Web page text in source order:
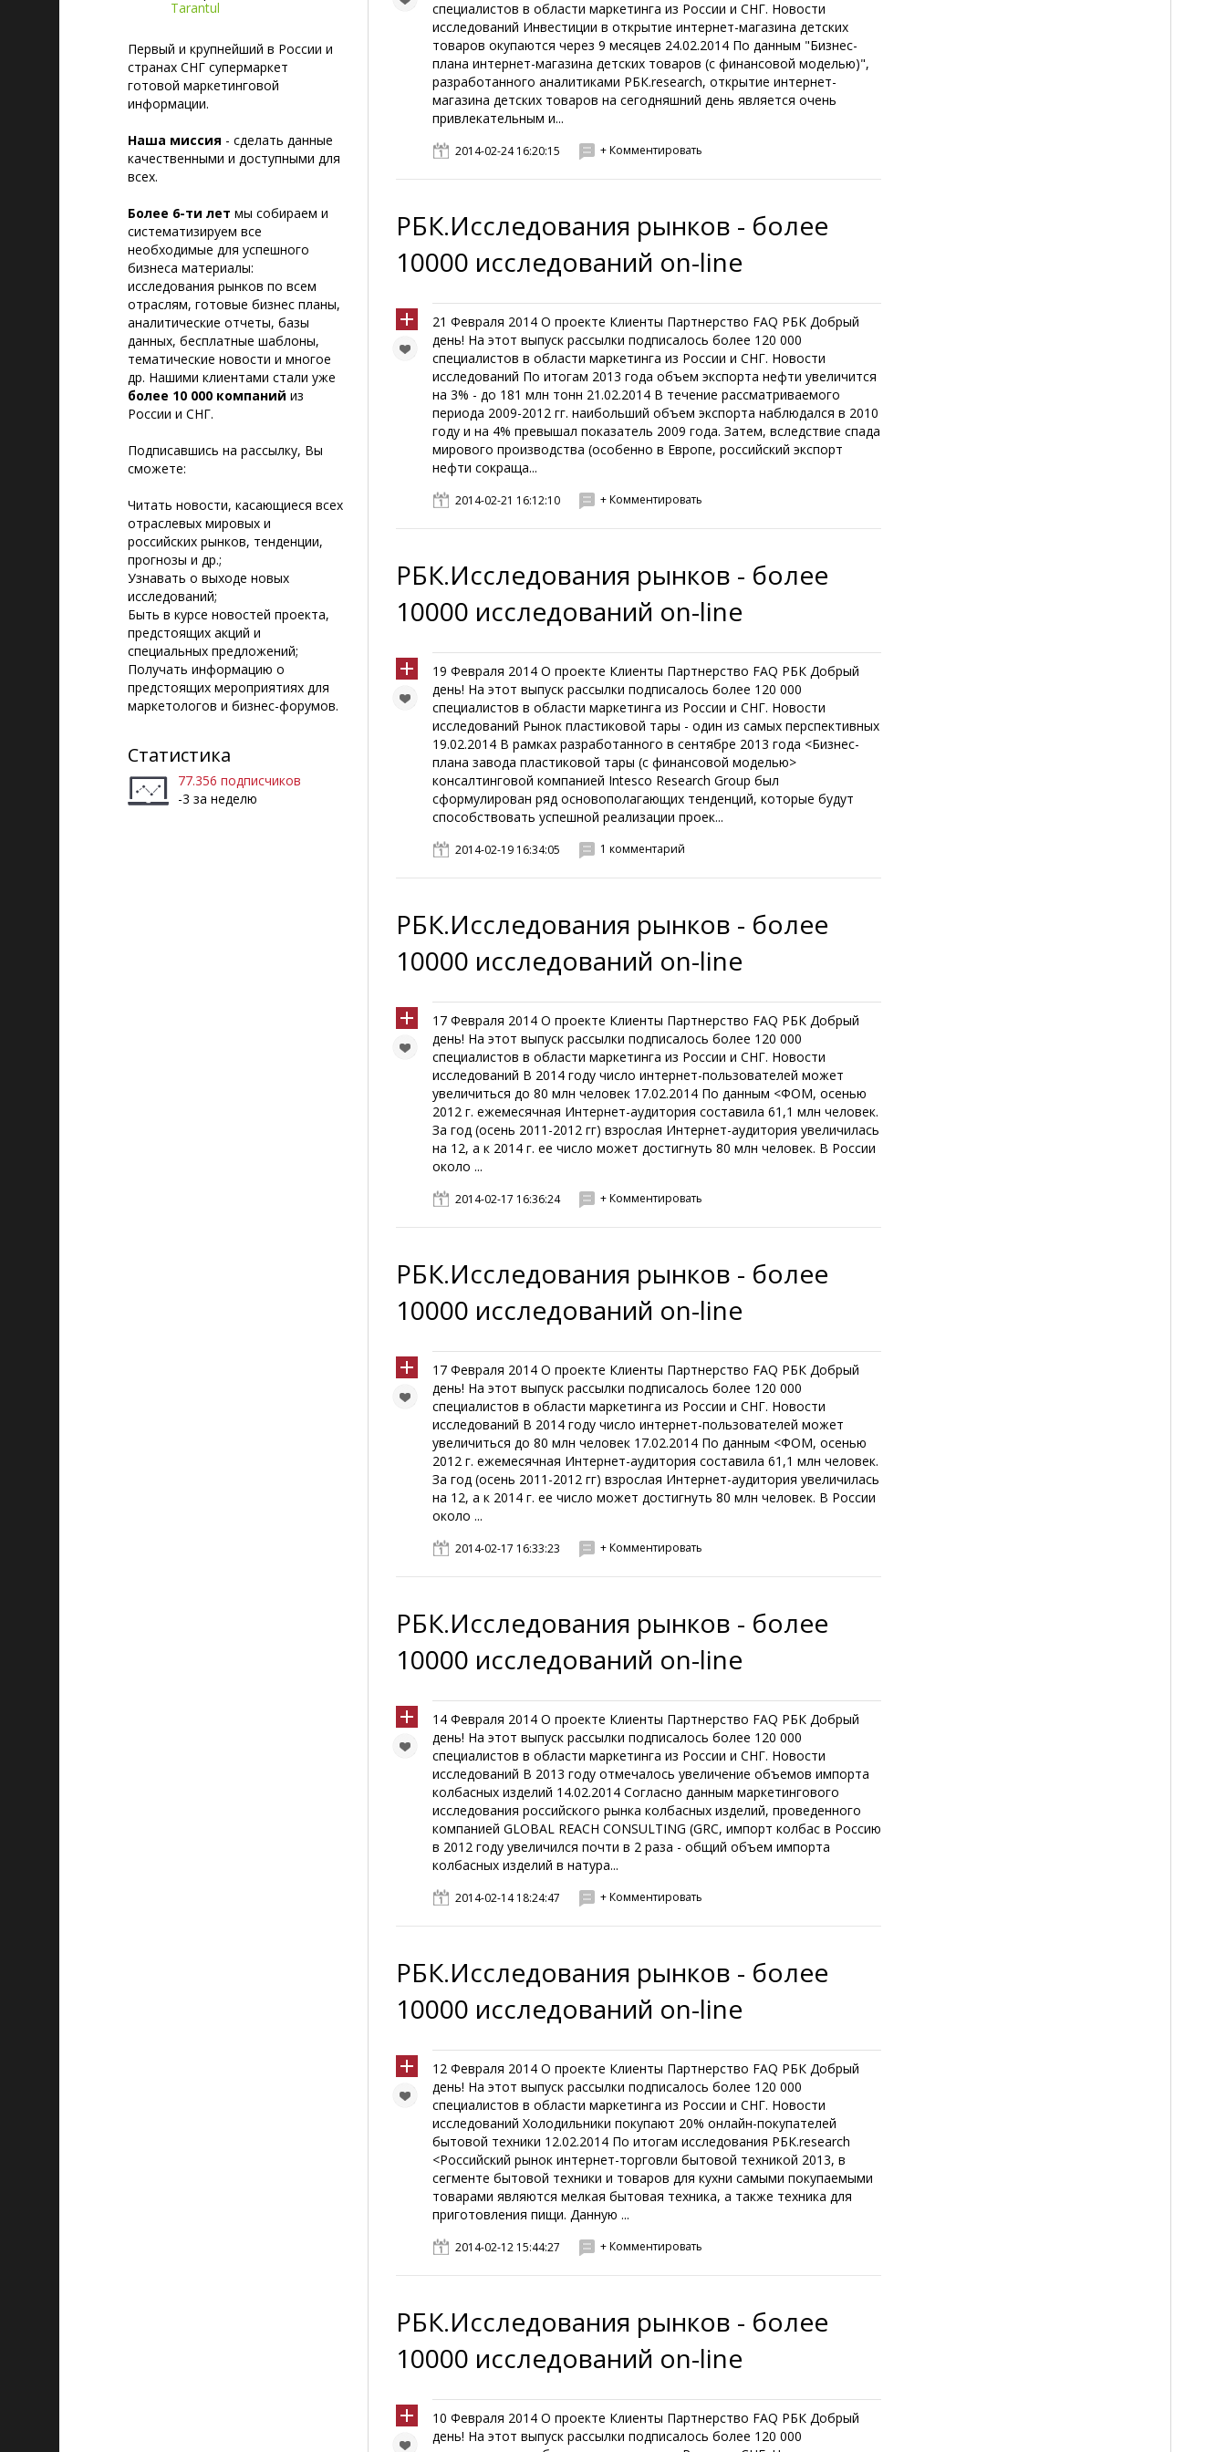
Tarantul
Первый и крупнейший в России и
странах СНГ супермаркет
готовой маркетинговой
информации.
Наша миссия - сделать данные
качественными и доступными для
всех.
Более 6-ти лет мы собираем и
систематизируем все
необходимые для успешного
бизнеса материалы:
исследования рынков по всем
отраслям, готовые бизнес планы,
аналитические отчеты, базы
данных, бесплатные шаблоны,
тематические новости и многое
др. Нашими клиентами стали уже
более 10 000 компаний из
России и СНГ.
Подписавшись на рассылку, Вы
сможете:
Читать новости, касающиеся всех
отраслевых мировых и
российских рынков, тенденции,
прогнозы и др.;
Узнавать о выходе новых
исследований;
Быть в курсе новостей проекта,
предстоящих акций и
специальных предложений;
Получать информацию о
предстоящих мероприятиях для
маркетологов и бизнес-форумов.
Статистика
77.356 подписчиков
-3 за неделю
специалистов в области маркетинга из России и СНГ. Новости
исследований Инвестиции в открытие интернет-магазина детских
товаров окупаются через 9 месяцев 24.02.2014 По данным "Бизнес-
плана интернет-магазина детских товаров (с финансовой моделью)",
разработанного аналитиками РБК.research, открытие интернет-
магазина детских товаров на сегодняшний день является очень
привлекательным и...
2014-02-24 16:20:15 + Комментировать
РБК.Исследования рынков - более
10000 исследований on-line
21 Февраля 2014 О проекте Клиенты Партнерство FAQ РБК Добрый
день! На этот выпуск рассылки подписалось более 120 000
специалистов в области маркетинга из России и СНГ. Новости
исследований По итогам 2013 года объем экспорта нефти увеличится
на 3% - до 181 млн тонн 21.02.2014 В течение рассматриваемого
периода 2009-2012 гг. наибольший объем экспорта наблюдался в 2010
году и на 4% превышал показатель 2009 года. Затем, вследствие спада
мирового производства (особенно в Европе, российский экспорт
нефти сокраща...
2014-02-21 16:12:10 + Комментировать
РБК.Исследования рынков - более
10000 исследований on-line
19 Февраля 2014 О проекте Клиенты Партнерство FAQ РБК Добрый
день! На этот выпуск рассылки подписалось более 120 000
специалистов в области маркетинга из России и СНГ. Новости
исследований Рынок пластиковой тары - один из самых перспективных
19.02.2014 В рамках разработанного в сентябре 2013 года <Бизнес-
плана завода пластиковой тары (с финансовой моделью>
консалтинговой компанией Intesco Research Group был
сформулирован ряд основополагающих тенденций, которые будут
способствовать успешной реализации проек...
2014-02-19 16:34:05 1 комментарий
РБК.Исследования рынков - более
10000 исследований on-line
17 Февраля 2014 О проекте Клиенты Партнерство FAQ РБК Добрый
день! На этот выпуск рассылки подписалось более 120 000
специалистов в области маркетинга из России и СНГ. Новости
исследований В 2014 году число интернет-пользователей может
увеличиться до 80 млн человек 17.02.2014 По данным <ФОМ, осенью
2012 г. ежемесячная Интернет-аудитория составила 61,1 млн человек.
За год (осень 2011-2012 гг) взрослая Интернет-аудитория увеличилась
на 12, а к 2014 г. ее число может достигнуть 80 млн человек. В России
около ...
2014-02-17 16:36:24 + Комментировать
РБК.Исследования рынков - более
10000 исследований on-line
17 Февраля 2014 О проекте Клиенты Партнерство FAQ РБК Добрый
день! На этот выпуск рассылки подписалось более 120 000
специалистов в области маркетинга из России и СНГ. Новости
исследований В 2014 году число интернет-пользователей может
увеличиться до 80 млн человек 17.02.2014 По данным <ФОМ, осенью
2012 г. ежемесячная Интернет-аудитория составила 61,1 млн человек.
За год (осень 2011-2012 гг) взрослая Интернет-аудитория увеличилась
на 12, а к 2014 г. ее число может достигнуть 80 млн человек. В России
около ...
2014-02-17 16:33:23 + Комментировать
РБК.Исследования рынков - более
10000 исследований on-line
14 Февраля 2014 О проекте Клиенты Партнерство FAQ РБК Добрый
день! На этот выпуск рассылки подписалось более 120 000
специалистов в области маркетинга из России и СНГ. Новости
исследований В 2013 году отмечалось увеличение объемов импорта
колбасных изделий 14.02.2014 Согласно данным маркетингового
исследования российского рынка колбасных изделий, проведенного
компанией GLOBAL REACH CONSULTING (GRC, импорт колбас в Россию
в 2012 году увеличился почти в 2 раза - общий объем импорта
колбасных изделий в натура...
2014-02-14 18:24:47 + Комментировать
РБК.Исследования рынков - более
10000 исследований on-line
12 Февраля 2014 О проекте Клиенты Партнерство FAQ РБК Добрый
день! На этот выпуск рассылки подписалось более 120 000
специалистов в области маркетинга из России и СНГ. Новости
исследований Холодильники покупают 20% онлайн-покупателей
бытовой техники 12.02.2014 По итогам исследования РБК.research
<Российский рынок интернет-торговли бытовой техникой 2013, в
сегменте бытовой техники и товаров для кухни самыми покупаемыми
товарами являются мелкая бытовая техника, а также техника для
приготовления пищи. Данную ...
2014-02-12 15:44:27 + Комментировать
РБК.Исследования рынков - более
10000 исследований on-line
10 Февраля 2014 О проекте Клиенты Партнерство FAQ РБК Добрый
день! На этот выпуск рассылки подписалось более 120 000